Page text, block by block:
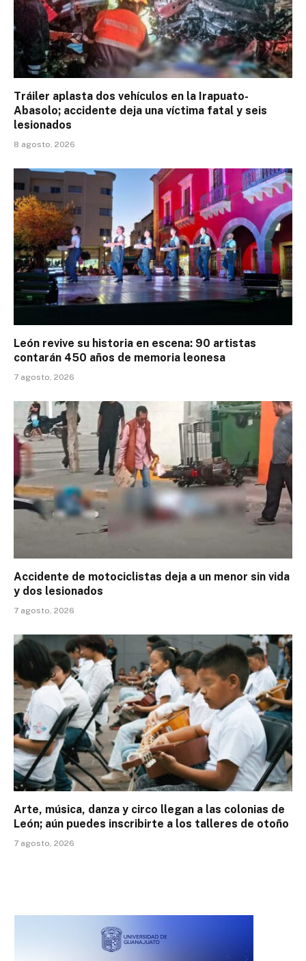
Tráiler aplasta dos vehículos en la Irapuato-
Abasolo; accidente deja una víctima fatal y seis
lesionados
8 agosto, 2026
León revive su historia en escena: 90 artistas
contarán 450 años de memoria leonesa
7 agosto, 2026
Accidente de motociclistas deja a un menor sin vida
y dos lesionados
7 agosto, 2026
Arte, música, danza y circo llegan a las colonias de
León; aún puedes inscribirte a los talleres de otoño
7 agosto, 2026